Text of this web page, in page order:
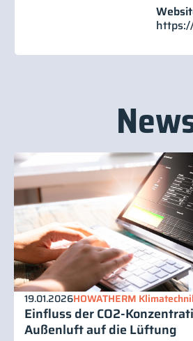
19.01.2026HOWATHERM
Einfluss der CO2-
Außenluft auf die Lüftung